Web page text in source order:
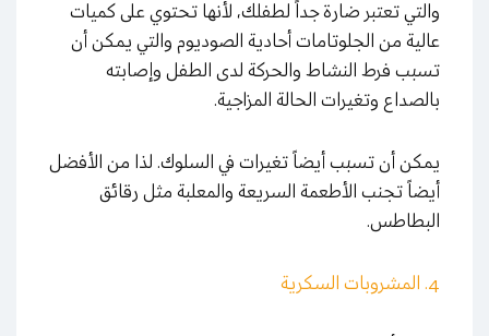
والتي تعتبر ضارة جداً لطفلك، لأنها تحتوي على كميات
عالية من الجلوتامات أحادية الصوديوم والتي يمكن أن
تسبب فرط النشاط والحركة لدى الطفل وإصابته
بالصداع وتغيرات الحالة المزاجية.
يمكن أن تسبب أيضاً تغيرات في السلوك. لذا من الأفضل
أيضاً تجنب الأطعمة السريعة والمعلبة مثل رقائق
البطاطس.
4. المشروبات السكرية